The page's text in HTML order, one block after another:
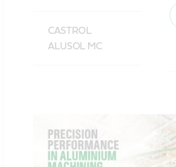
CASTROL
ALUSOL MC